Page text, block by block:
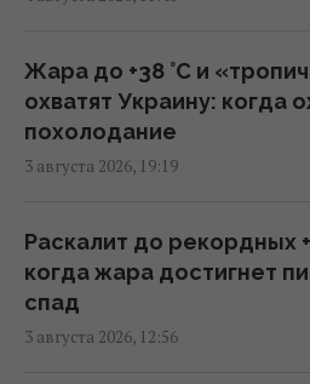
Разведывательные
и Украиной значительно
Politico
01:22 четверг, 06 августа 2026
Макрон резко
удары РФ по Киеву
22:55 среда, 05 августа 2026
Жара до +38 °С и
охватят Украину: когда
похолодание
3 августа 2026, 19:19
Раскалит до рекордных
когда жара достигнет
спад
3 августа 2026, 12:56